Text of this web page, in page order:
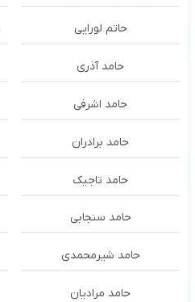
حاتم لورایی
حامد آذری
حامد اشرفی
حامد برادران
حامد تاجیک
حامد سنجابی
حامد شیرمحمدی
حامد مرادیان